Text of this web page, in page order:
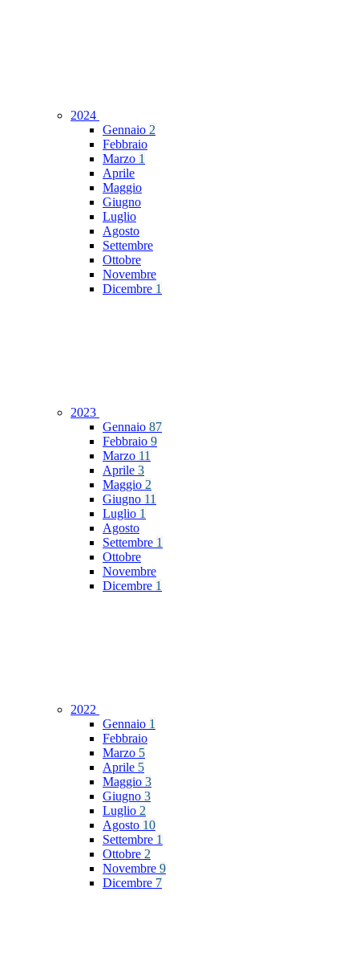
2024
Gennaio 2
Febbraio
Marzo 1
Aprile
Maggio
Giugno
Luglio
Agosto
Settembre
Ottobre
Novembre
Dicembre 1
2023
Gennaio 87
Febbraio 9
Marzo 11
Aprile 3
Maggio 2
Giugno 11
Luglio 1
Agosto
Settembre 1
Ottobre
Novembre
Dicembre 1
2022
Gennaio 1
Febbraio
Marzo 5
Aprile 5
Maggio 3
Giugno 3
Luglio 2
Agosto 10
Settembre 1
Ottobre 2
Novembre 9
Dicembre 7